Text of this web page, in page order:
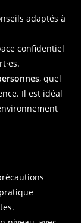
adaptés à
confidentiel
, quel
Il est idéal